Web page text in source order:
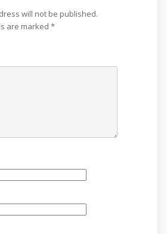
will not be published.
are marked *